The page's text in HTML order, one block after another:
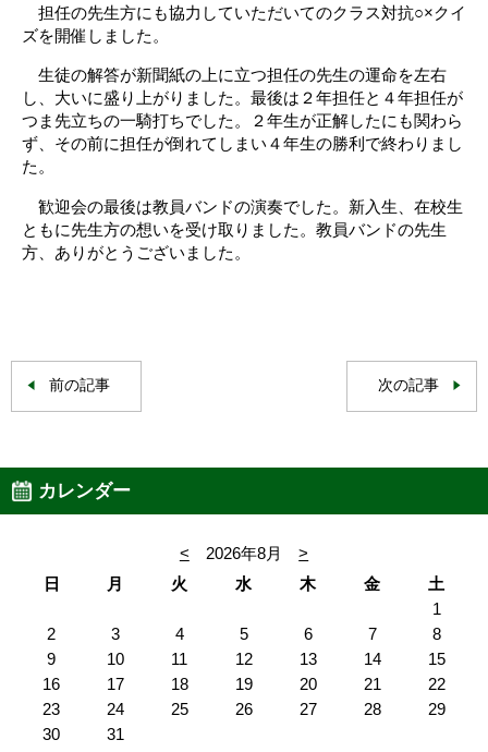
担任の先生方にも協力していただいてのクラス対抗○×クイ
ズを開催しました。
生徒の解答が新聞紙の上に立つ担任の先生の運命を左右
し、大いに盛り上がりました。最後は２年担任と４年担任が
つま先立ちの一騎打ちでした。２年生が正解したにも関わら
ず、その前に担任が倒れてしまい４年生の勝利で終わりまし
た。
歓迎会の最後は教員バンドの演奏でした。新入生、在校生
ともに先生方の想いを受け取りました。教員バンドの先生
方、ありがとうございました。
前の記事 次の記事
カレンダー
< 2026年8月
>
日
月 火 水 木 金
土
1
2
3 4 5 6 7
8
9
10 11 12 13 14
15
16
17 18 19 20 21
22
23
24 25 26 27 28
29
30
31